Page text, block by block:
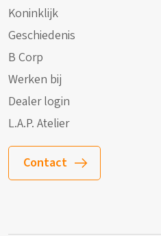
Koninklijk
Geschiedenis
B Corp
Werken bij
Dealer login
L.A.P. Atelier
Contact